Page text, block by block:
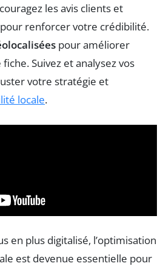
les avis clients et
renforcer votre crédibilité.
pour améliorer
Suivez et analysez vos
votre stratégie et
locale.
en plus digitalisé, l’optimisation
est devenue essentielle pour